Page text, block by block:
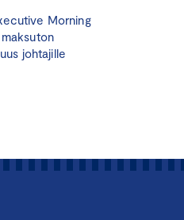
ja Clean Industrial Deal
-yksikön päällikkö, Euroopan
Morning
johtajille